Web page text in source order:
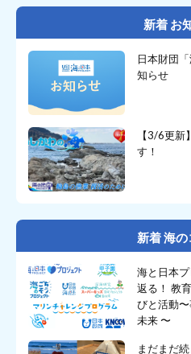
新着 お
日本財団
知らせ
【3/6更
す！
新着 海の
海と日本
返る！ 教
びと活動
未来 〜
まだまだ